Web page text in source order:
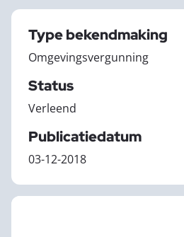
Type bekendmaking
Omgevingsvergunning
Status
Verleend
Publicatiedatum
03-12-2018